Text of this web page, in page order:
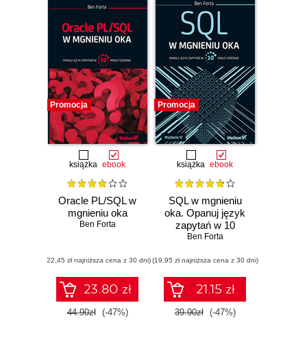
Promocja
książka ebook
Oracle PL/SQL w
mgnieniu oka
Ben Forta
(22,45 zł najniższa cena z 30 dni)
23.80 zł
44.90zł (-47%)
Promocja
książka ebook
SQL w mgnieniu
oka. Opanuj język
zapytań w 10
minut dziennie.
Ben Forta
(19,95 zł najniższa cena z 30 dni)
21.15 zł
39.90zł (-47%)